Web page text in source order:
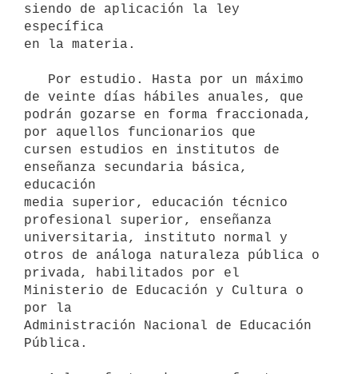
siendo de aplicación la ley
específica
en la materia.
de veinte días hábiles anuales, que
podrán gozarse en forma fraccionada,
por aquellos funcionarios que
cursen estudios en institutos de
enseñanza secundaria básica,
educación
media superior, educación técnico
profesional superior, enseñanza
universitaria, instituto normal y
otros de análoga naturaleza pública o
privada, habilitados por el
Ministerio de Educación y Cultura o
por la
Administración Nacional de Educación
Pública.